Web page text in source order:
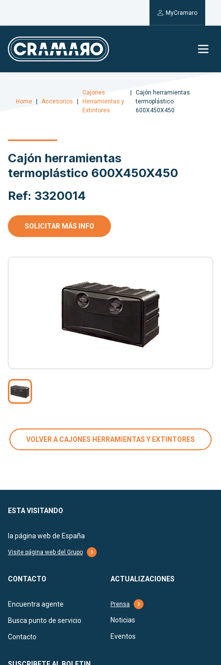
MyCramaro
Home Accesorios
Cajones
Herramientas y
Extintores
Cajón herramientas
termoplástico
600X450X450
Cajón herramientas
termoplástico 600X450X450
Ref: 3320014
SOLICITAR MÁS INFO
VOLVER A CAJONES HERRAMIENTAS Y EXTINTORES
ESTA VISITANDO
la página web de España
Visite página web del Grupo
CONTACTO
Encuentra agente
Busca punto de servicio
Contacto
ACTUALIZACIONES
Prensa
Noticias
Eventos